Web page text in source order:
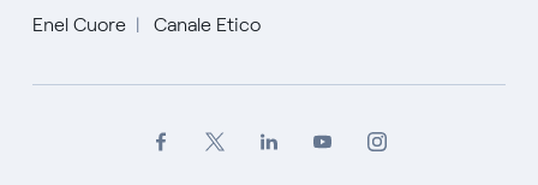
Enel Cuore
Canale Etico